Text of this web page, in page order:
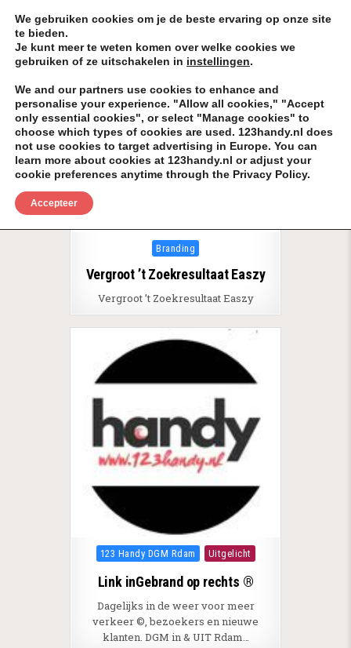
KEEP ICT CLEAN
VÓÓR MÉÉR IN EIGEN ZZPBELANG ®
Tag:BackLinks Gebrand op Rechts ©
Posted in
Branding
Vergroot ’t Zoekresultaat Easzy
Vergroot ’t Zoekresultaat Easzy
Posted in
123 Handy DGM Rdam Uitgelicht
Link inGebrand op rechts ®
Dagelijks in de weer voor meer
verkeer ©, bezoekers en nieuwe
klanten. DGM in & UIT Rdam…
We gebruiken cookies om je de beste ervaring op onze site
te bieden.
Je kunt meer te weten komen over welke cookies we
gebruiken of ze uitschakelen in instellingen.
We and our partners use cookies to enhance and
personalise your experience. "Allow all cookies," "Accept
only essential cookies", or select "Manage cookies" to
choose which types of cookies are used. 123handy.nl does
not use cookies to target advertising in Europe. You can
learn more about cookies at 123handy.nl or adjust your
cookie preferences anytime through the Privacy Policy.
Accepteer